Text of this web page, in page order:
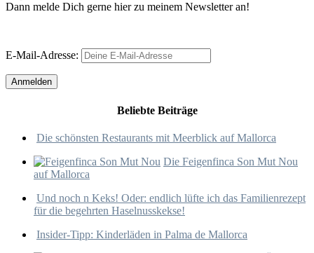
Dann melde Dich gerne hier zu meinem Newsletter an!
E-Mail-Adresse:
Beliebte Beiträge
Die schönsten Restaurants mit Meerblick auf Mallorca
Die Feigenfinca Son Mut Nou
auf Mallorca
Und noch n Keks! Oder: endlich lüfte ich das Familienrezept
für die begehrten Haselnusskekse!
Insider-Tipp: Kinderläden in Palma de Mallorca